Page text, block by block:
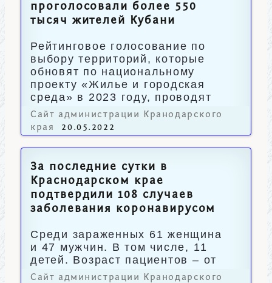
проголосовали более 550
тысяч жителей Кубани
Рейтинговое голосование по
выбору территорий, которые
обновят по национальному
проекту «Жилье и городская
среда» в 2023 году, проводят
по 30 мая.
Сайт администрации Кранодарского
края
20.05.2022
За последние сутки в
Краснодарском крае
подтвердили 108 случаев
заболевания коронавирусом
Среди зараженных 61 женщина
и 47 мужчин. В том числе, 11
детей. Возраст пациентов – от
полутора до 93 лет.
Сайт администрации Кранодарского